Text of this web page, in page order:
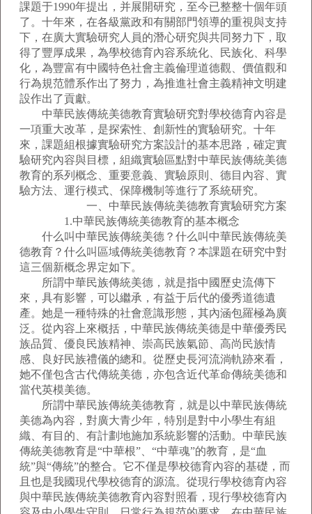
課題于1990年提出，并展開研究，至今已整整十個年頭
了。十年來，在各級黨政和有關部門領導的重視與支持
下，在廣大實驗研究人員的潛心研究與共同努力下，取
得了豐厚成果，為學校德育內容系統化、民族化、科學
化，為豐富有中國特色社會主義倫理道德觀、價值觀和
行為規范體系作出了努力，為推進社會主義精神文明建
設作出了貢獻。
中華民族傳統美德教育實驗研究對學校德育內容是
一項重大改革，是探索性、創新性的實驗研究。十年
來，課題組根據實驗研究方案設計的基本思路，確定實
驗研究內容與目標，組織實驗區點對中華民族傳統美德
教育的系列概念、重要意義、實驗原則、德目內容、實
驗方法、運行模式、保障機制等進行了系統研究。
一、中華民族傳統美德教育實驗研究方案
1.中華民族傳統美德教育的基本概念
什么叫中華民族傳統美德？什么叫中華民族傳統美
德教育？什么叫區域傳統美德教育？本課題在研究中對
這三個新概念界定如下。
所謂中華民族傳統美德，就是指中國歷史流傳下
來，具有影響，可以繼承，有益于后代的優秀道德遺
產。她是一種特殊的社會意識形態，其內涵包羅極為廣
泛。從內容上來概括，中華民族傳統美德是中華優秀民
族品質、優良民族精神、崇高民族氣節、高尚民族情
感、良好民族禮儀的總和。從歷史長河流淌軌跡來看，
她不僅包含古代傳統美德，亦包含近代革命傳統美德和
當代英模美德。
所謂中華民族傳統美德教育，就是以中華民族傳統
美德為內容，對廣大青少年，特別是對中小學生有組
織、有目的、有計劃地施加系統影響的活動。中華民族
傳統美德教育是“中華根”、“中華魂”的教育，是“血
統”與“傳統”的整合。它不僅是學校德育內容的基礎，而
且也是我國現代學校德育的源流。從現行學校德育內容
與中華民族傳統美德教育內容對照看，現行學校德育內